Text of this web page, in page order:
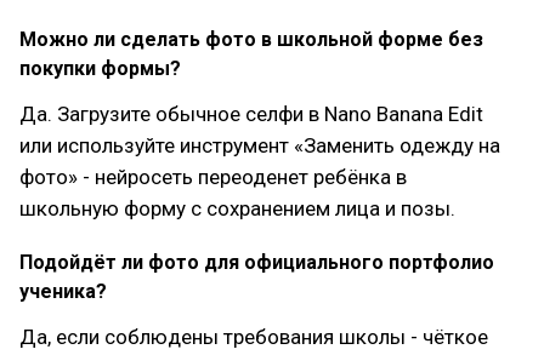
Можно ли сделать фото в школьной форме без
покупки формы?
Да. Загрузите обычное селфи в Nano Banana Edit
или используйте инструмент «Заменить одежду на
фото» - нейросеть переоденет ребёнка в
школьную форму с сохранением лица и позы.
Подойдёт ли фото для официального портфолио
ученика?
Да, если соблюдены требования школы - чёткое